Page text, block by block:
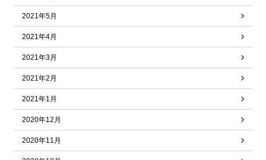
2021年5月
2021年4月
2021年3月
2021年2月
2021年1月
2020年12月
2020年11月